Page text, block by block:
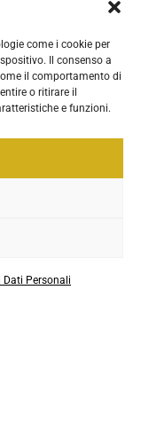
come i cookie per
Il consenso a
il comportamento di
o ritirare il
e funzioni.
Dati Personali